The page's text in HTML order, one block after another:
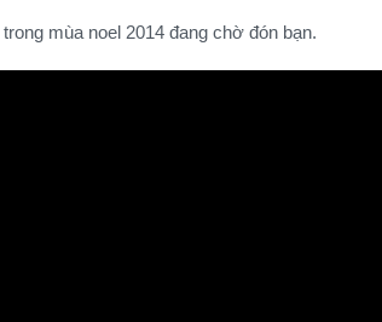
mùa noel 2014 đang chờ đón bạn.